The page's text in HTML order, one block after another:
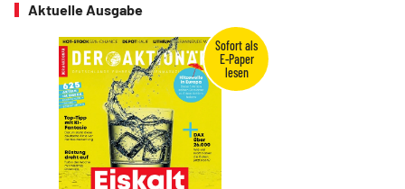
Aktuelle Ausgabe